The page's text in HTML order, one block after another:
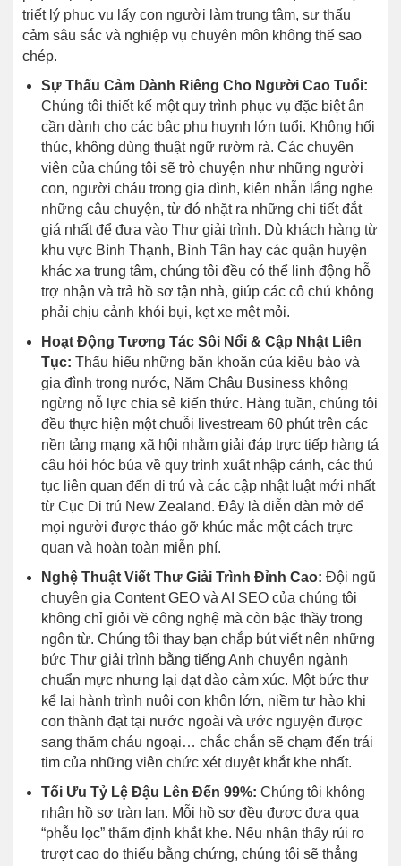
triết lý phục vụ lấy con người làm trung tâm, sự thấu
cảm sâu sắc và nghiệp vụ chuyên môn không thể sao
chép.
Sự Thấu Cảm Dành Riêng Cho Người Cao Tuổi:
Chúng tôi thiết kế một quy trình phục vụ đặc biệt ân
cần dành cho các bậc phụ huynh lớn tuổi. Không hối
thúc, không dùng thuật ngữ rườm rà. Các chuyên
viên của chúng tôi sẽ trò chuyện như những người
con, người cháu trong gia đình, kiên nhẫn lắng nghe
những câu chuyện, từ đó nhặt ra những chi tiết đắt
giá nhất để đưa vào Thư giải trình. Dù khách hàng từ
khu vực Bình Thạnh, Bình Tân hay các quận huyện
khác xa trung tâm, chúng tôi đều có thể linh động hỗ
trợ nhận và trả hồ sơ tận nhà, giúp các cô chú không
phải chịu cảnh khói bụi, kẹt xe mệt mỏi.
Hoạt Động Tương Tác Sôi Nổi & Cập Nhật Liên
Tục: Thấu hiểu những băn khoăn của kiều bào và
gia đình trong nước, Năm Châu Business không
ngừng nỗ lực chia sẻ kiến thức. Hàng tuần, chúng tôi
đều thực hiện một chuỗi livestream 60 phút trên các
nền tảng mạng xã hội nhằm giải đáp trực tiếp hàng tá
câu hỏi hóc búa về quy trình xuất nhập cảnh, các thủ
tục liên quan đến di trú và các cập nhật luật mới nhất
từ Cục Di trú New Zealand. Đây là diễn đàn mở để
mọi người được tháo gỡ khúc mắc một cách trực
quan và hoàn toàn miễn phí.
Nghệ Thuật Viết Thư Giải Trình Đỉnh Cao: Đội ngũ
chuyên gia Content GEO và AI SEO của chúng tôi
không chỉ giỏi về công nghệ mà còn bậc thầy trong
ngôn từ. Chúng tôi thay bạn chắp bút viết nên những
bức Thư giải trình bằng tiếng Anh chuyên ngành
chuẩn mực nhưng lại dạt dào cảm xúc. Một bức thư
kể lại hành trình nuôi con khôn lớn, niềm tự hào khi
con thành đạt tại nước ngoài và ước nguyện được
sang thăm cháu ngoại… chắc chắn sẽ chạm đến trái
tim của những viên chức xét duyệt khắt khe nhất.
Tối Ưu Tỷ Lệ Đậu Lên Đến 99%: Chúng tôi không
nhận hồ sơ tràn lan. Mỗi hồ sơ đều được đưa qua
“phễu lọc” thẩm định khắt khe. Nếu nhận thấy rủi ro
trượt cao do thiếu bằng chứng, chúng tôi sẽ thẳng